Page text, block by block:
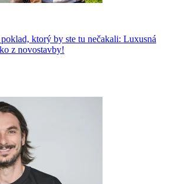
ktorý by ste tu nečakali: Luxusná
z novostavby!